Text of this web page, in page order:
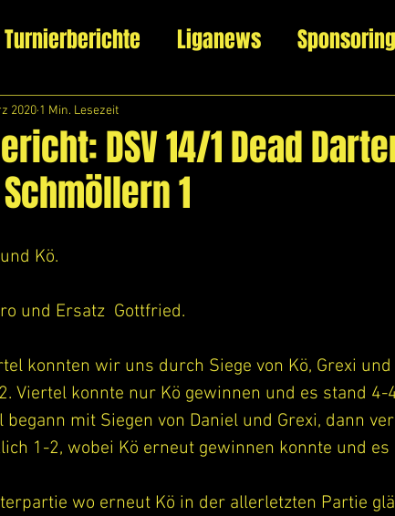
Turnierberichte Liganews Sponsoring
DSV 14/1 Dead
1
2020 1 Min. Lesezeit
Kö.
und Ersatz  Gottfried.
konnten wir uns durch Siege von Kö, Grexi
Viertel konnte nur Kö gewinnen und es stand
begann mit Siegen von Daniel und Grexi, dann
1-2, wobei Kö erneut gewinnen konnte und
wo erneut Kö in der allerletzten Partie